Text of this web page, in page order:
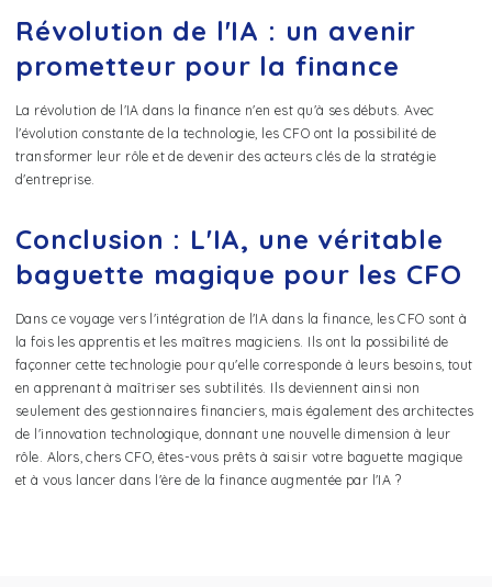
Révolution de l'IA : un avenir
prometteur pour la finance
La révolution de l'IA dans la finance n'en est qu'à ses débuts. Avec
l'évolution constante de la technologie, les CFO ont la possibilité de
transformer leur rôle et de devenir des acteurs clés de la stratégie
d'entreprise.
Conclusion : L'IA, une véritable
baguette magique pour les CFO
Dans ce voyage vers l'intégration de l'IA dans la finance, les CFO sont à
la fois les apprentis et les maîtres magiciens. Ils ont la possibilité de
façonner cette technologie pour qu'elle corresponde à leurs besoins, tout
en apprenant à maîtriser ses subtilités. Ils deviennent ainsi non
seulement des gestionnaires financiers, mais également des architectes
de l'innovation technologique, donnant une nouvelle dimension à leur
rôle. Alors, chers CFO, êtes-vous prêts à saisir votre baguette magique
et à vous lancer dans l'ère de la finance augmentée par l'IA ?